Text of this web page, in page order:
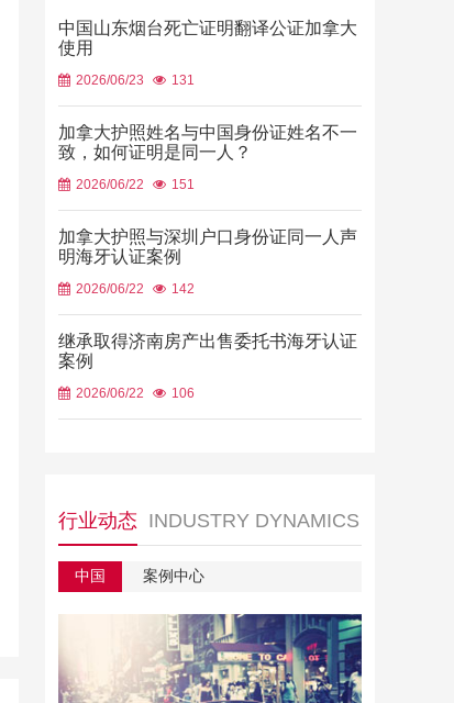
中国山东烟台死亡证明翻译公证加拿大
使用
2026/06/23 131
加拿大护照姓名与中国身份证姓名不一
致，如何证明是同一人？
2026/06/22 151
加拿大护照与深圳户口身份证同一人声
明海牙认证案例
2026/06/22 142
继承取得济南房产出售委托书海牙认证
案例
2026/06/22 106
行业动态 INDUSTRY DYNAMICS
中国 案例中心